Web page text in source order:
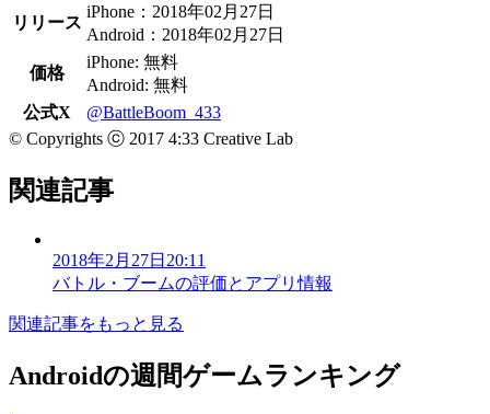
リリース
iPhone：2018年02月27日
Android：2018年02月27日
価格
iPhone: 無料
Android: 無料
公式X
@BattleBoom_433
© Copyrights ⓒ 2017 4:33 Creative Lab
関連記事
2018年2月27日20:11
バトル・ブームの評価とアプリ情報
関連記事をもっと見る
Androidの週間ゲームランキング